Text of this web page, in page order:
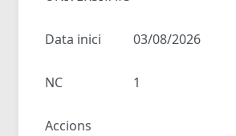
Data inici 03/08/2026
NC 1
Accions